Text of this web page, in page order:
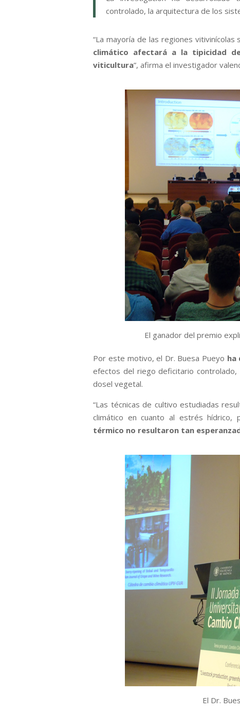
controlado, la arquitectura de los
“La mayoría de las regiones
climático afectará a la tipicidad
viticultura”, afirma el investigador
El ganador del premio
Por este motivo, el Dr. Buesa Pueyo ha
efectos del riego deficitario
dosel vegetal.
“Las técnicas de cultivo estudiadas
climático en cuanto al estrés hídrico,
térmico no resultaron tan
El Dr.